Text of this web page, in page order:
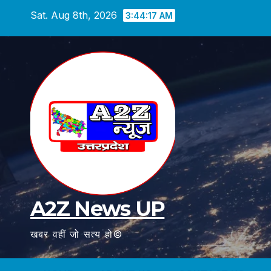
Sat. Aug 8th, 2026 3:44:18 AM
A2Z News UP
खबर वहीं जो सत्य हो©